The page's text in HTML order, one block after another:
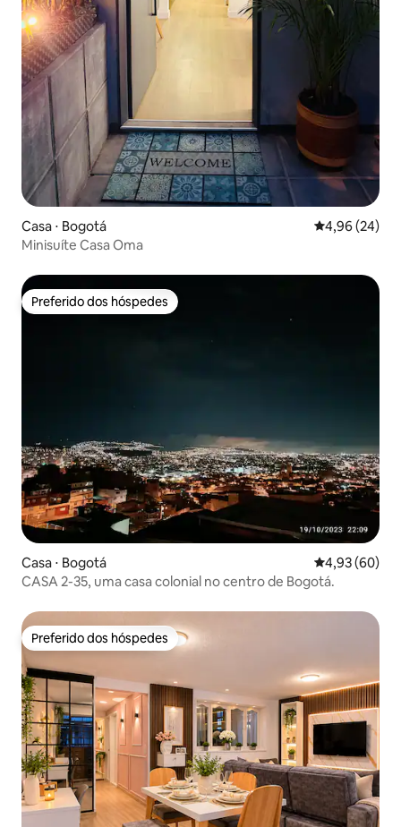
Casa ⋅ Bogotá 4,96 de uma
4,96 (24)
Minisuíte Casa Oma
Preferido dos hóspedes
Preferido dos hóspedes
Casa ⋅ Bogotá 4,93 de uma
4,93 (60)
CASA 2-35, uma casa colonial no centro de Bogotá.
Preferido dos hóspedes
Preferido dos hóspedes